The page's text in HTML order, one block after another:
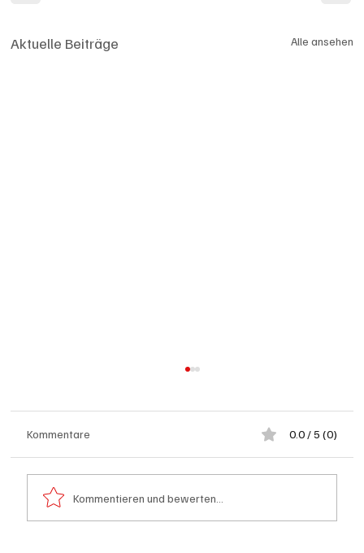
Aktuelle Beiträge Alle ansehen
Kommentare 0.0 / 5 (0)
Kommentieren und bewerten...